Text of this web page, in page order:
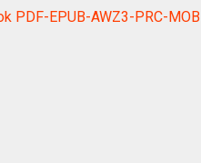
PDF-EPUB-AWZ3-PRC-MOBI